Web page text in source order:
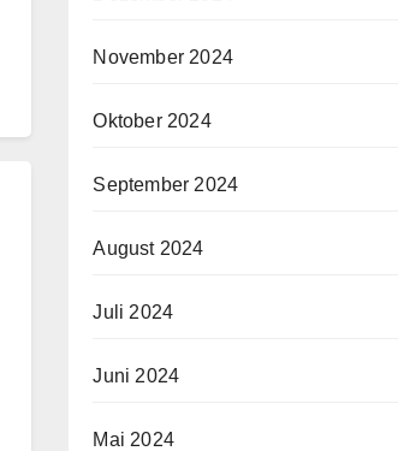
November 2024
Oktober 2024
September 2024
August 2024
Juli 2024
Juni 2024
Mai 2024